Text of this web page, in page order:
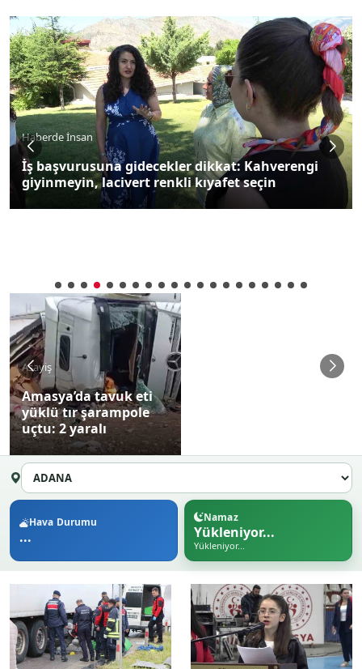
Haberde İnsan
İş başvurusuna gidecekler dikkat: Kahverengi
giyinmeyin, lacivert renkli kıyafet seçin
Asayiş
Amasya’da tavuk eti
yüklü tır şarampole
uçtu: 2 yaralı
Hava Durumu
...
Namaz
Yükleniyor...
Yükleniyor...